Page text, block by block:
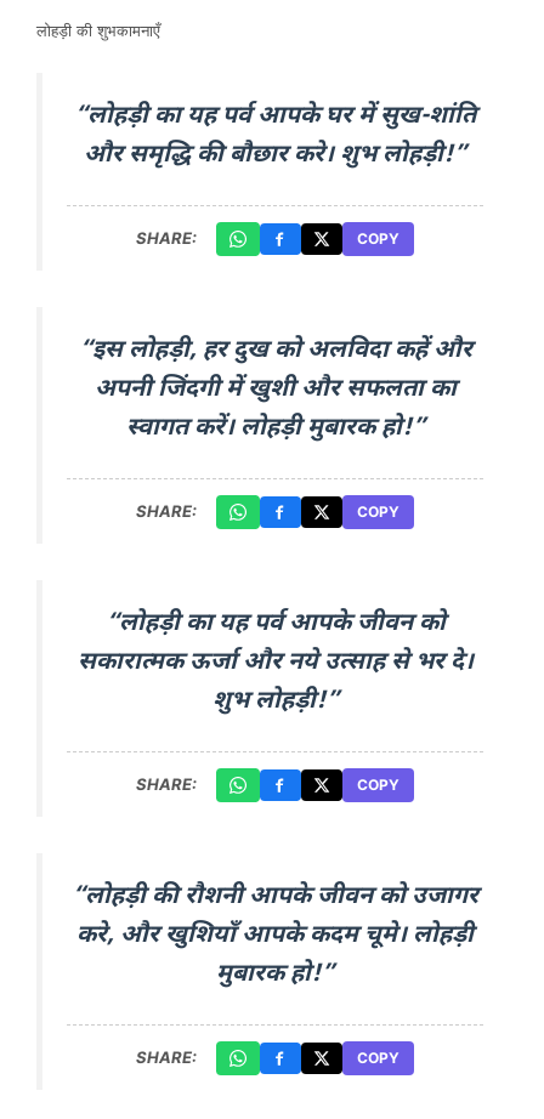
लोहड़ी की शुभकामनाएँ
“लोहड़ी का यह पर्व आपके घर में सुख-शांति
और समृद्धि की बौछार करे। शुभ लोहड़ी!”
SHARE: COPY
“इस लोहड़ी, हर दुख को अलविदा कहें और
अपनी जिंदगी में खुशी और सफलता का
स्वागत करें। लोहड़ी मुबारक हो!”
SHARE: COPY
“लोहड़ी का यह पर्व आपके जीवन को
सकारात्मक ऊर्जा और नये उत्साह से भर दे।
शुभ लोहड़ी!”
SHARE: COPY
“लोहड़ी की रौशनी आपके जीवन को उजागर
करे, और खुशियाँ आपके कदम चूमे। लोहड़ी
मुबारक हो!”
SHARE: COPY